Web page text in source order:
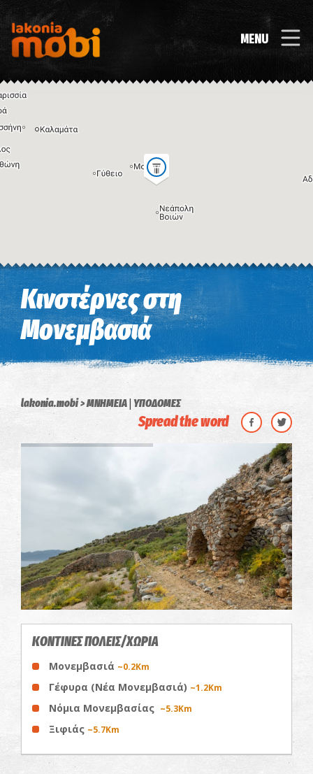
MENU
Η εικόνα ενδέχεται να υπόκειται σε πνευματικά δικαιώματα Όροι
Κινστέρνες στη
Μονεμβασιά
lakonia.mobi ΜΝΗΜΕΙΑ| ΥΠΟΔΟΜΕΣ
Spread the word
ΚΟΝΤΙΝΕΣ ΠΟΛΕΙΣ/ΧΩΡΙΑ
Μονεμβασιά ~0.2Km
Γέφυρα (Νέα Μονεμβασιά) ~1.2Km
Νόμια Μονεμβασίας ~5.3Km
Ξιφιάς ~5.7Km